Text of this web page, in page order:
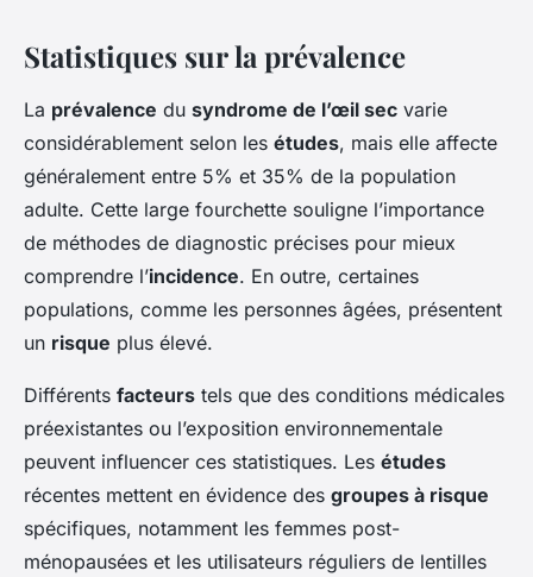
Statistiques sur la prévalence
La prévalence du syndrome de l’œil sec varie
considérablement selon les études, mais elle affecte
généralement entre 5% et 35% de la population
adulte. Cette large fourchette souligne l’importance
de méthodes de diagnostic précises pour mieux
comprendre l’incidence. En outre, certaines
populations, comme les personnes âgées, présentent
un risque plus élevé.
Différents facteurs tels que des conditions médicales
préexistantes ou l’exposition environnementale
peuvent influencer ces statistiques. Les études
récentes mettent en évidence des groupes à risque
spécifiques, notamment les femmes post-
ménopausées et les utilisateurs réguliers de lentilles